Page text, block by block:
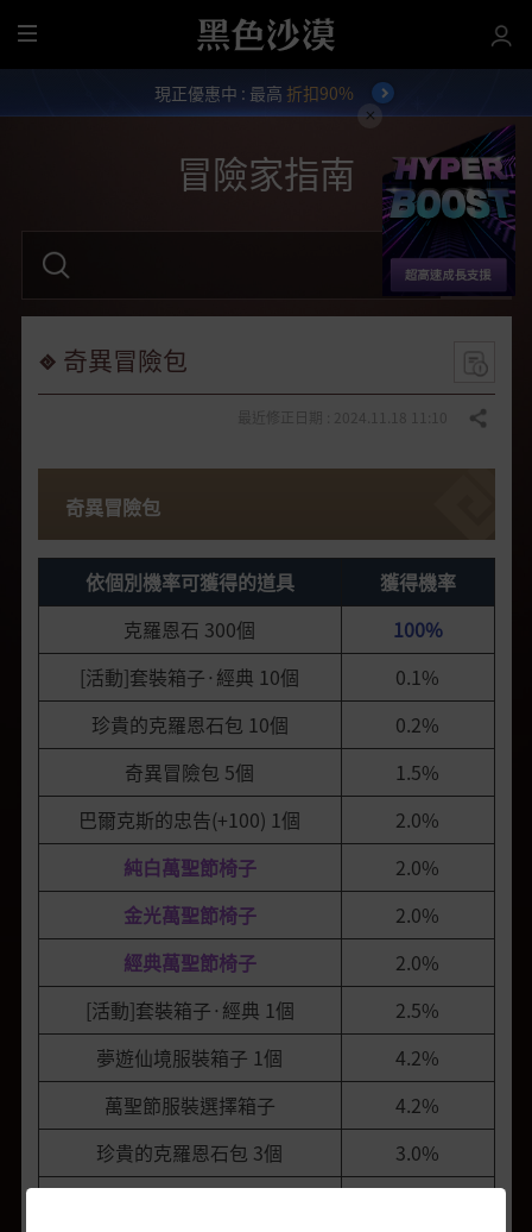
全
部
單
現正優惠中 : 最高 折扣90%
冒險家指南
關
鍵
奇異冒險包
分享
奇異冒險包
依個別機率可獲得的道具
獲得機率
克羅恩石 300個
100%
[活動]套裝箱子·經典 10個
0.1%
珍貴的克羅恩石包 10個
0.2%
奇異冒險包 5個
1.5%
巴爾克斯的忠告(+100) 1個
2.0%
純白萬聖節椅子
2.0%
金光萬聖節椅子
2.0%
經典萬聖節椅子
2.0%
[活動]套裝箱子·經典 1個
2.5%
夢遊仙境服裝箱子 1個
4.2%
萬聖節服裝選擇箱子
4.2%
珍貴的克羅恩石包 3個
3.0%